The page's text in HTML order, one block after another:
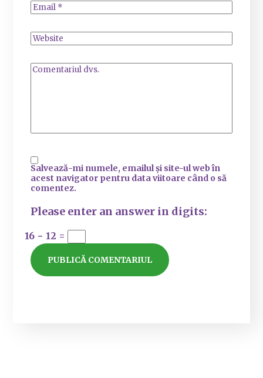
Salvează-mi numele, emailul și site-ul web în
acest navigator pentru data viitoare când o să
comentez.
Please enter an answer in digits:
16 − 12 =